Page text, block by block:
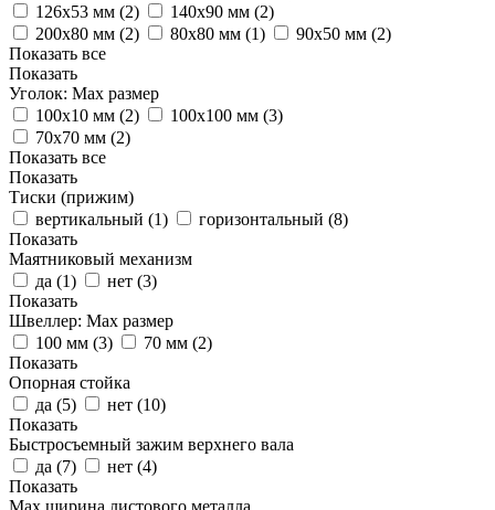
126х53 мм (2) 140х90 мм (2)
200х80 мм (2) 80х80 мм (1) 90x50 мм (2)
Показать все
Показать
Уголок: Мах размер
100х10 мм (2) 100х100 мм (3)
70x70 мм (2)
Показать все
Показать
Тиски (прижим)
вертикальный (1) горизонтальный (8)
Показать
Маятниковый механизм
да (1) нет (3)
Показать
Швеллер: Мах размер
100 мм (3) 70 мм (2)
Показать
Опорная стойка
да (5) нет (10)
Показать
Быстросъемный зажим верхнего вала
да (7) нет (4)
Показать
Max ширина листового металла